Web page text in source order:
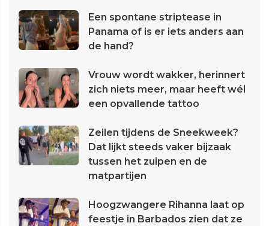
Een spontane striptease in
Panama of is er iets anders aan
de hand?
Vrouw wordt wakker, herinnert
zich niets meer, maar heeft wél
een opvallende tattoo
Zeilen tijdens de Sneekweek?
Dat lijkt steeds vaker bijzaak
tussen het zuipen en de
matpartijen
Hoogzwangere Rihanna laat op
feestje in Barbados zien dat ze